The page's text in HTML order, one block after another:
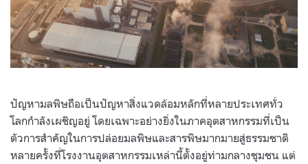
ปัญหามลพิษถือเป็นปัญหาสิ่งแวดล้อมหลักที่หลายประเทศทั่ว
โลกกำลังเผชิญอยู่ โดยเฉพาะอย่างยิ่งในภาคอุตสาหกรรมที่เป็น
ตัวการสำคัญในการปล่อยมลพิษและสารพิษมากมายสู่ธรรมชาติ
หลายครั้งที่โรงงานอุตสาหกรรมเหล่านี้ตั้งอยู่ท่ามกลางชุมชน แต่